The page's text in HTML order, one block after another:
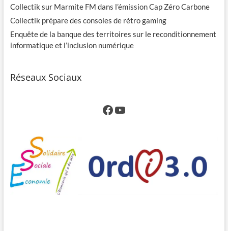
Collectik sur Marmite FM dans l’émission Cap Zéro Carbone
Collectik prépare des consoles de rétro gaming
Enquête de la banque des territoires sur le reconditionnement
informatique et l’inclusion numérique
Réseaux Sociaux
Facebook
YouTube